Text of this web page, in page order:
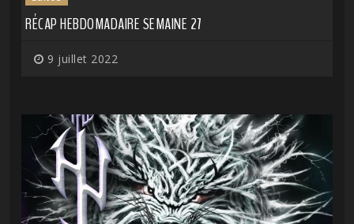
RÉCAP HEBDOMADAIRE SEMAINE 27
9 juillet 2022